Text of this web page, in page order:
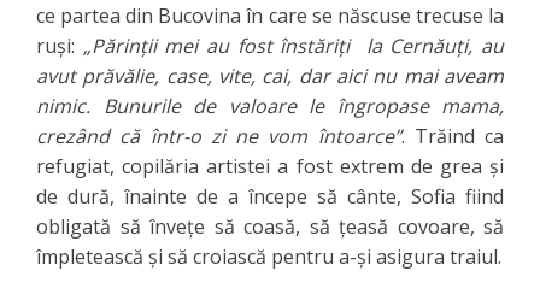
ce partea din Bucovina în care se născuse trecuse la
ruși: „Părinții mei au fost înstăriți la Cernăuți, au
avut prăvălie, case, vite, cai, dar aici nu mai aveam
nimic. Bunurile de valoare le îngropase mama,
crezând că într-o zi ne vom întoarce”. Trăind ca
refugiat, copilăria artistei a fost extrem de grea și
de dură, înainte de a începe să cânte, Sofia fiind
obligată să învețe să coasă, să țeasă covoare, să
împletească și să croiască pentru a-și asigura traiul.